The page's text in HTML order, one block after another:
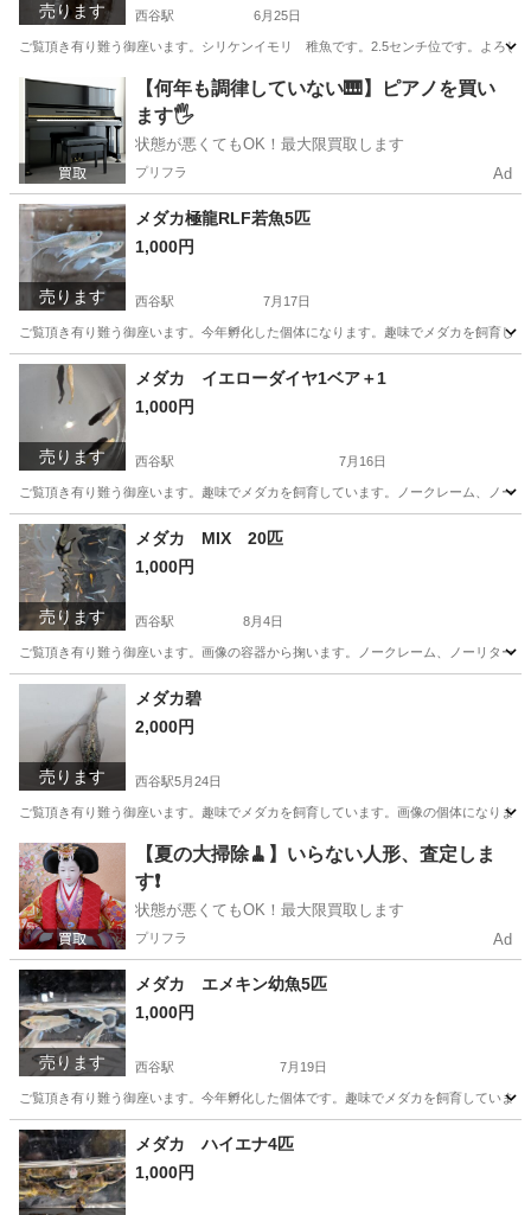
売ります 西谷駅 6月25日
ご覧頂き有り難う御座います。シリケンイモリ 稚魚です。2.5センチ位です。よろし
神奈川 西谷駅 その他
【何年も調律していない🎹】ピアノを買い
ます🖐️
状態が悪くてもOK！最大限買取します
プリフラ Ad
売ります
メダカ極龍RLF若魚5匹
1,000円
西谷駅 7月17日
ご覧頂き有り難う御座います。今年孵化した個体になります。趣味でメダカを飼育し
神奈川 横浜市 西谷駅 メダカ
売ります
メダカ イエローダイヤ1ベア＋1
1,000円
西谷駅 7月16日
ご覧頂き有り難う御座います。趣味でメダカを飼育しています。ノークレーム、ノー
神奈川 横浜市 西谷駅 その他
売ります
メダカ MIX 20匹
1,000円
西谷駅 8月4日
ご覧頂き有り難う御座います。画像の容器から掬います。ノークレーム、ノーリター
神奈川 横浜市 西谷駅
売ります
メダカ碧
2,000円
西谷駅5月24日
ご覧頂き有り難う御座います。趣味でメダカを飼育しています。画像の個体になりま
神奈川 西谷駅 その他 メダカ
【夏の大掃除🧹】いらない人形、査定しま
す❗️
状態が悪くてもOK！最大限買取します
プリフラ Ad
売ります
メダカ エメキン幼魚5匹
1,000円
西谷駅 7月19日
ご覧頂き有り難う御座います。今年孵化した個体です。趣味でメダカを飼育していま
神奈川 横浜市 西谷駅 その他
メダカ ハイエナ4匹
1,000円